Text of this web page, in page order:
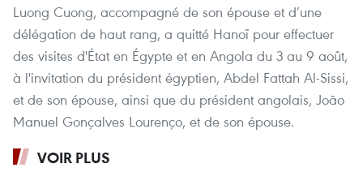
Luong Cuong, accompagné de son épouse et d’une
délégation de haut rang, a quitté Hanoï pour effectuer
des visites d'État en Égypte et en Angola du 3 au 9 août,
à l'invitation du président égyptien, Abdel Fattah Al-Sissi,
et de son épouse, ainsi que du président angolais, João
Manuel Gonçalves Lourenço, et de son épouse.
VOIR PLUS